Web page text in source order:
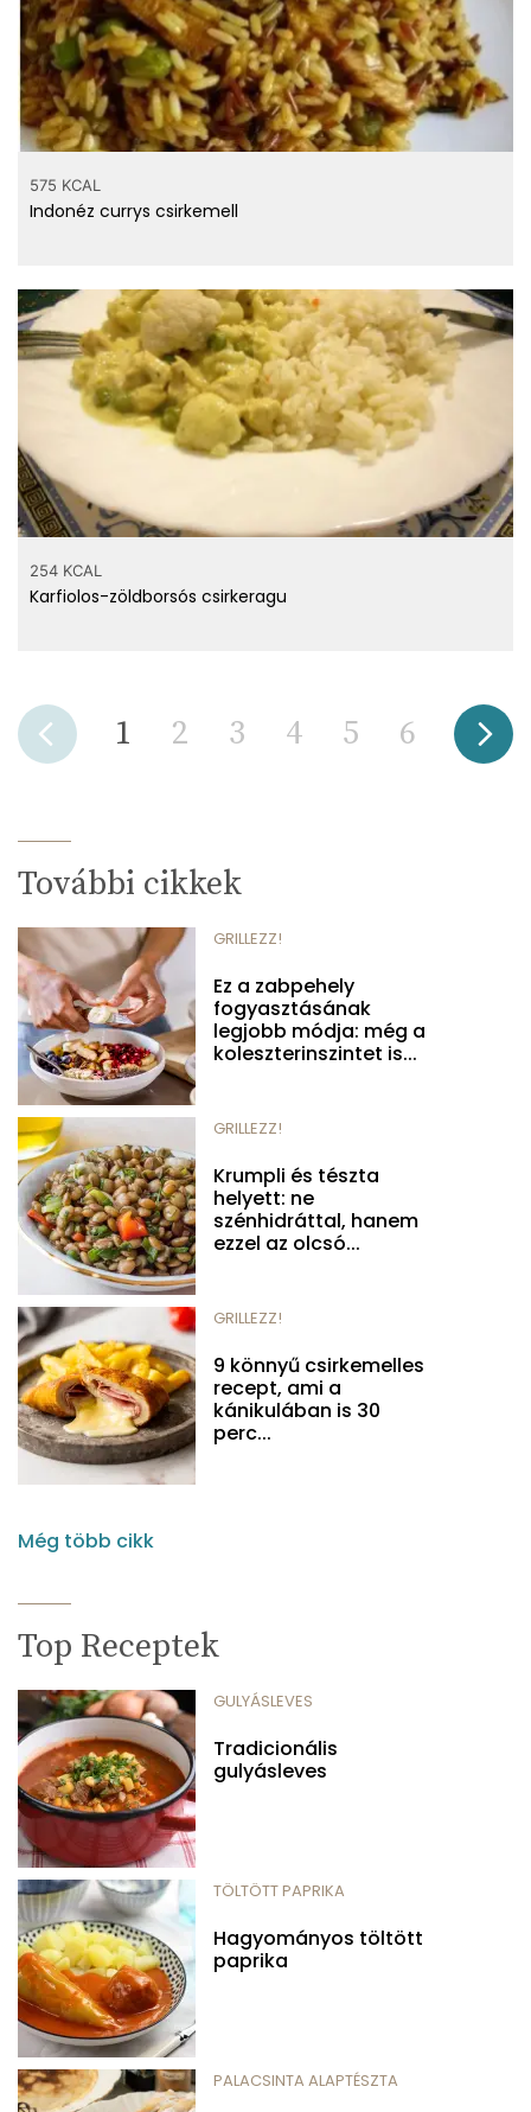
575 KCAL
Indonéz currys csirkemell
254 KCAL
Karfiolos-zöldborsós csirkeragu
1 2 3 4 5 6
További cikkek
GRILLEZZ!
Ez a zabpehely
fogyasztásának
legjobb módja: még a
koleszterinszintet is...
GRILLEZZ!
Krumpli és tészta
helyett: ne
szénhidráttal, hanem
ezzel az olcsó...
GRILLEZZ!
9 könnyű csirkemelles
recept, ami a
kánikulában is 30
perc...
Még több cikk
Top Receptek
GULYÁSLEVES
Tradicionális
gulyásleves
TÖLTÖTT PAPRIKA
Hagyományos töltött
paprika
PALACSINTA ALAPTÉSZTA